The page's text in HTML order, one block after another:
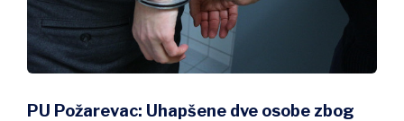
PU Požarevac: Uhapšene dve osobe zbog